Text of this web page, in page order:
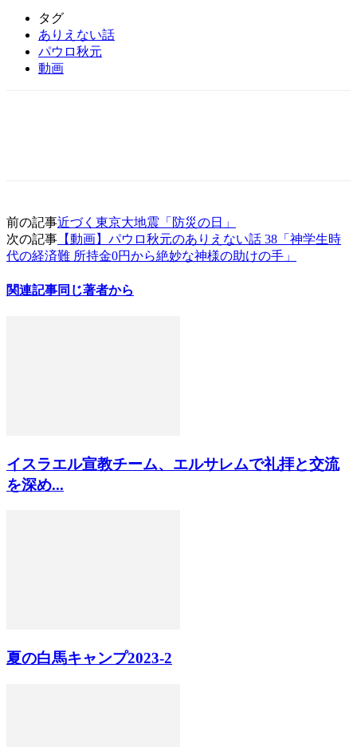
タグ
ありえない話
パウロ秋元
動画
前の記事近づく東京大地震「防災の日」
次の記事 【動画】パウロ秋元のありえない話 38「神学生時
代の経済難 所持金0円から絶妙な神様の助けの手」
関連記事同じ著者から
イスラエル宣教チーム、エルサレムで礼拝と交流
を深め...
夏の白馬キャンプ2023-2